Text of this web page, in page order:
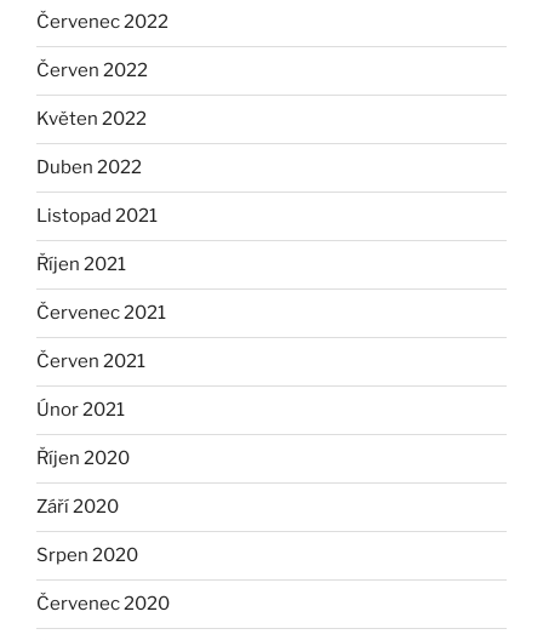
Červenec 2022
Červen 2022
Květen 2022
Duben 2022
Listopad 2021
Říjen 2021
Červenec 2021
Červen 2021
Únor 2021
Říjen 2020
Září 2020
Srpen 2020
Červenec 2020